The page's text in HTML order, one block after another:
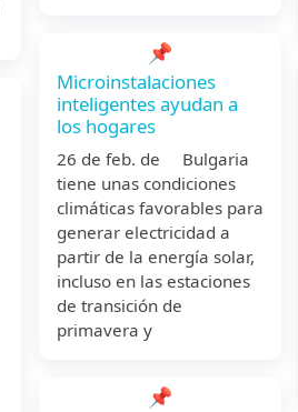
📌
Microinstalaciones
inteligentes ayudan a
los hogares
26 de feb. de Bulgaria
tiene unas condiciones
climáticas favorables para
generar electricidad a
partir de la energía solar,
incluso en las estaciones
de transición de
primavera y
📌